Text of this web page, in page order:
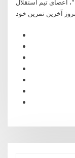
‌اعضای تیم استقلال